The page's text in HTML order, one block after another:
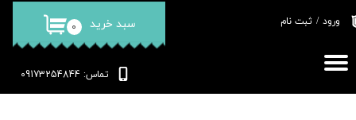
تماس: 09173254844
۰ سبد خرید ورود / ثبت نام
حساب کاربری من
تغییر گذر واژه